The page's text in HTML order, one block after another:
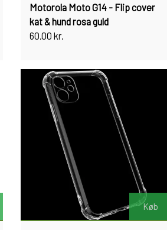
Motorola Moto G14 - Flip cover
kat & hund rosa guld
60,00 kr.
Køb